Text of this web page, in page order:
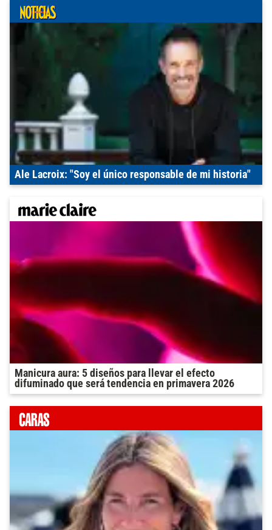
Ale Lacroix: "Soy el único responsable de mi historia"
Manicura aura: 5 diseños para llevar el efecto
difuminado que será tendencia en primavera 2026